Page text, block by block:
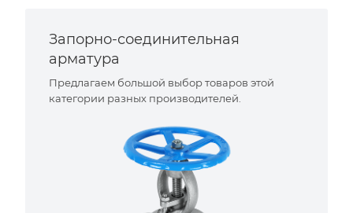
Запорно-соединительная
арматура
Предлагаем большой выбор товаров этой
категории разных производителей.